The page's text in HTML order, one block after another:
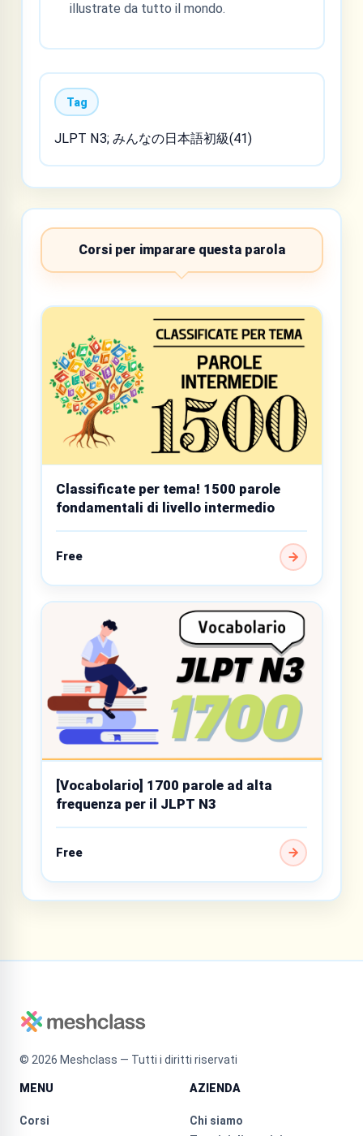
illustrate da tutto il mondo.
Tag
JLPT N3; みんなの日本語初級(41)
Corsi per imparare questa parola
Classificate per tema! 1500 parole
fondamentali di livello intermedio
Free
[Vocabolario] 1700 parole ad alta
frequenza per il JLPT N3
Free
© 2026 Meshclass — Tutti i diritti riservati
MENU
Corsi
AZIENDA
Chi siamo